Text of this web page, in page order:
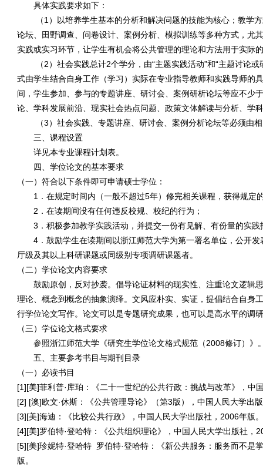
具体实践要求如下：
（1 ）以培养学生基本的分析和解决问题的技能为核心；教学
论坛、田野调查、问卷设计、案例分析、模拟训练等多种方式，尤
实践或实习环节，让学生有机会将公共管理的理论和方法用于实际
（2）社会实践总计2个学分，由“主题实践活动”和“主题讨论
式由学生结合自身工作（学习）实际在专业指导教师和实践导师的
间，学生参加、参与的专题讲座、研讨会、案例研析论坛等应不少
论、学科发展前沿、现实社会热点问题、政策文体解读与分析、学
（3）社会实践、专题讲座、研讨会、案例分析论坛等必须由
三、课程设置
详见本专业课程计划表。
四、学位论文的基本要求
（一）符合以下条件即可申请硕士学位：
1．在规定时间内（一般不超过5年）修完相关课程，获得规定
2．在读期间没有任何违反校规、校纪的行为；
3．积极参加教学实践活动，并提交一份有见解、有份量的实践
4．鼓励学生在读期间以浙江师范大学为第一署名单位，公开
厅级及其以上科研课题或同级别专项调研课题者。
（二）学位论文内容要求
鼓励原创，反对抄袭。倡导论证材料的现实性、注重论文逻辑
理论、概念到概念的抽象演绎。文风应朴实、实证，提倡结合自身
行学位论文写作。论文可以是专题研究成果，也可以是高水平的调
（三）学位论文格式要求
参照浙江师范大学《研究生学位论文格式规范（2008修订） 》
五、主要参考书目与期刊目录
（一）必读书目
[1][美]菲利普· 库珀：《二十一世纪的公共行政：挑战与改革》，中
[2] [澳]欧文·休斯：《公共管理导论》（第3版），中国人民大学出
[3][美]海迪：《比较公共行政》，中国人民大学出版社， 2006年版
[4][美]罗伯特·登哈特：《公共组织理论》，中国人民大学出版社，
[5][美]珍妮特·登哈特 罗伯特·登哈特：《新公共服务：服务而不是
版。